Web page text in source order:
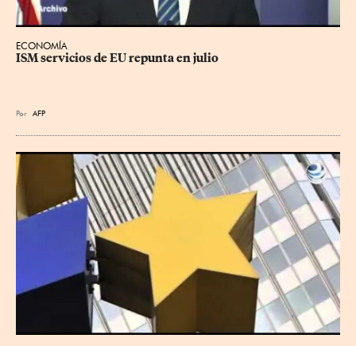
ECONOMÍA
ISM servicios de EU repunta en julio
Por AFP